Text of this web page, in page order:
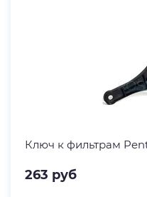
Ключ к фильтрам
263 руб